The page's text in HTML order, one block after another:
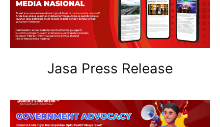
Jasa Press Release